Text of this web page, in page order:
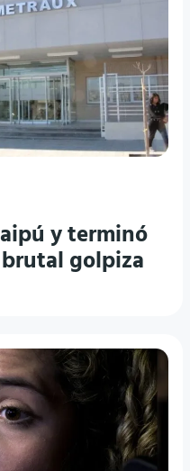
y terminó
golpiza